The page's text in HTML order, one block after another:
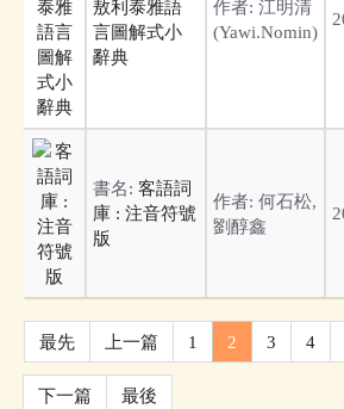
敖利泰雅語
言圖解式小
辭典
作者: 江明清
(Yawi.Nomin)
書名: 客語詞
庫 : 注音符號
版
作者: 何石松,
劉醇鑫
最先 上一篇 1 2 3 4
下一篇 最後